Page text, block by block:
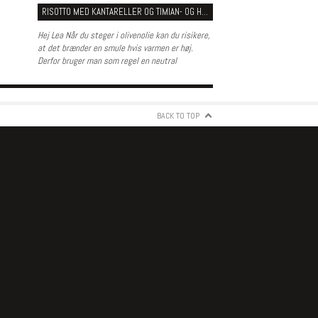
RISOTTO MED KANTARELLER OG TIMIAN- OG HVIDVINSSMØR
Hej Lea Når du steger i olivenolie kan du risikere,
at det brænder en smule hvis varmen er høj.
Derfor bruger man som regel en neutral
BACK TO TOP